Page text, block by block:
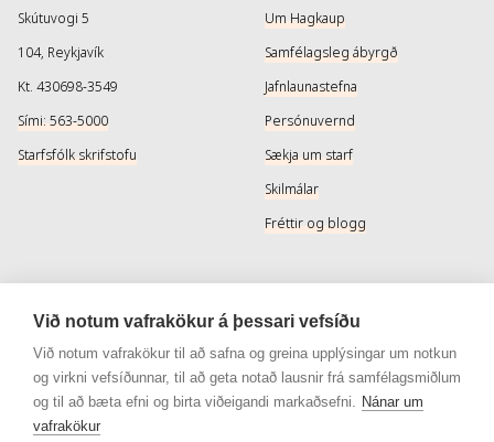
Skútuvogi 5
104, Reykjavík
Kt. 430698-3549
Sími: 563-5000
Starfsfólk skrifstofu
Um Hagkaup
Samfélagsleg ábyrgð
Jafnlaunastefna
Persónuvernd
Sækja um starf
Skilmálar
Fréttir og blogg
Þjónusta
Afhendingarmöguleikar
Skilareglur
Algengar spurningar
Samfélagsmiðlar
Instagram
Instagram - Snyrtivara
Við notum vafrakökur á þessari vefsíðu
Við notum vafrakökur til að safna og greina upplýsingar um notkun
og virkni vefsíðunnar, til að geta notað lausnir frá samfélagsmiðlum
og til að bæta efni og birta viðeigandi markaðsefni. Nánar um
vafrakökur